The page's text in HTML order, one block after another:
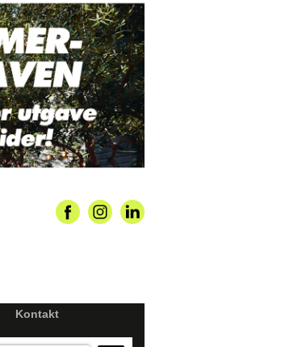
Kontakt